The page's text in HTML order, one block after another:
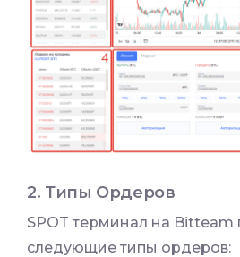
2. Типы Ордеров
SPOT терминал на
следующие типы ордеров: